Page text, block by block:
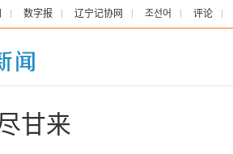
数字报 辽宁记协网 조선어 评论
甘来